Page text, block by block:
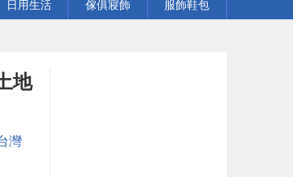
日用生活 傢俱寢飾 服飾鞋包
地
灣